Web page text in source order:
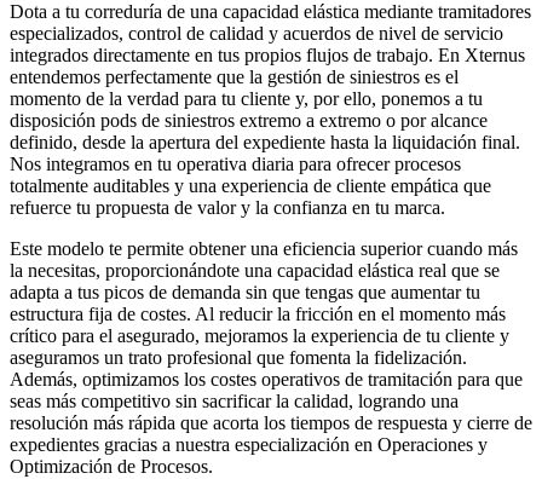
Dota a tu correduría de una capacidad elástica mediante tramitadores
especializados, control de calidad y acuerdos de nivel de servicio
integrados directamente en tus propios flujos de trabajo. En Xternus
entendemos perfectamente que la gestión de siniestros es el
momento de la verdad para tu cliente y, por ello, ponemos a tu
disposición pods de siniestros extremo a extremo o por alcance
definido, desde la apertura del expediente hasta la liquidación final.
Nos integramos en tu operativa diaria para ofrecer procesos
totalmente auditables y una experiencia de cliente empática que
refuerce tu propuesta de valor y la confianza en tu marca.
Este modelo te permite obtener una eficiencia superior cuando más
la necesitas, proporcionándote una capacidad elástica real que se
adapta a tus picos de demanda sin que tengas que aumentar tu
estructura fija de costes. Al reducir la fricción en el momento más
crítico para el asegurado, mejoramos la experiencia de tu cliente y
aseguramos un trato profesional que fomenta la fidelización.
Además, optimizamos los costes operativos de tramitación para que
seas más competitivo sin sacrificar la calidad, logrando una
resolución más rápida que acorta los tiempos de respuesta y cierre de
expedientes gracias a nuestra especialización en Operaciones y
Optimización de Procesos.